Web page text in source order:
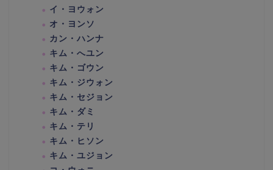
イ・ヨウォン
オ・ヨンソ
カン・ハンナ
キム・へユン
キム・ゴウン
キム・ジウォン
キム・セジョン
キム・ダミ
キム・テリ
キム・ヒソン
キム・ユジョン